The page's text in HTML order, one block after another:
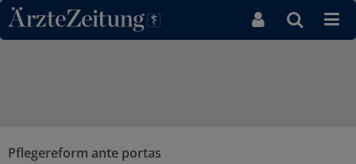
Direkt zum Inhaltsbereich
Pflegereform ante portas